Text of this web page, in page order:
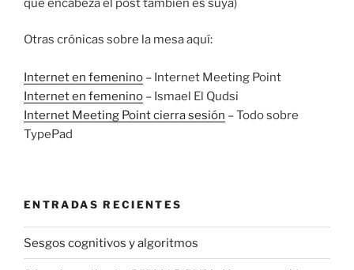
que encabeza el post también es suya)
Otras crónicas sobre la mesa aquí:
Internet en femenino – Internet Meeting Point
Internet en femenino – Ismael El Qudsi
Internet Meeting Point cierra sesión – Todo sobre
TypePad
ENTRADAS RECIENTES
Sesgos cognitivos y algoritmos